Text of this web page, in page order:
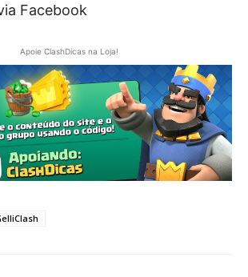
Facebook
Apoie ClashDicas na Loja!